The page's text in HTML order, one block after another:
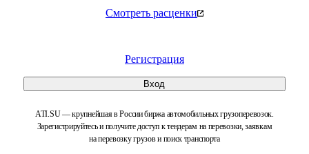
Смотреть расценки
Регистрация
Вход
ATI.SU — крупнейшая в России биржа автомобильных грузоперевозок.
Зарегистрируйтесь и получите доступ к тендерам на перевозки, заявкам
на перевозку грузов и поиск транспорта